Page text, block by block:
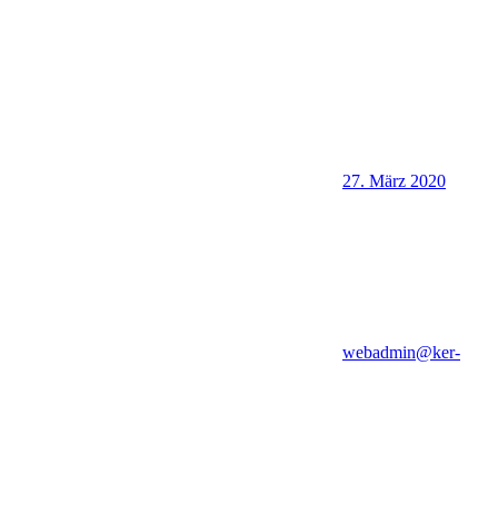
27. März 2020
webadmin@ker-